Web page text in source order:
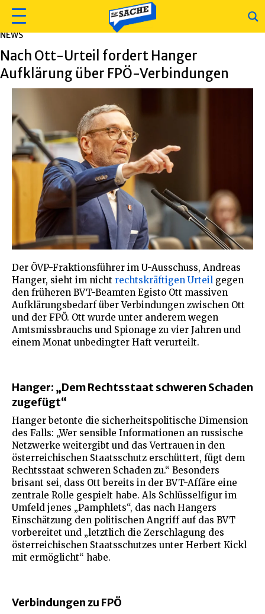
NEWS
Nach Ott-Urteil fordert Hanger
Aufklärung über FPÖ-Verbindungen
Der ÖVP-Fraktionsführer im U-Ausschuss, Andreas
Hanger, sieht im nicht rechtskräftigen Urteil gegen
den früheren BVT-Beamten Egisto Ott massiven
Aufklärungsbedarf über Verbindungen zwischen Ott
und der FPÖ. Ott wurde unter anderem wegen
Amtsmissbrauchs und Spionage zu vier Jahren und
einem Monat unbedingter Haft verurteilt.
Hanger: „Dem Rechtsstaat schweren Schaden
zugefügt“
Hanger betonte die sicherheitspolitische Dimension
des Falls: „Wer sensible Informationen an russische
Netzwerke weitergibt und das Vertrauen in den
österreichischen Staatsschutz erschüttert, fügt dem
Rechtsstaat schweren Schaden zu.“ Besonders
brisant sei, dass Ott bereits in der BVT-Affäre eine
zentrale Rolle gespielt habe. Als Schlüsselfigur im
Umfeld jenes „Pamphlets“, das nach Hangers
Einschätzung den politischen Angriff auf das BVT
vorbereitet und „letztlich die Zerschlagung des
österreichischen Staatsschutzes unter Herbert Kickl
mit ermöglicht“ habe.
Verbindungen zu FPÖ